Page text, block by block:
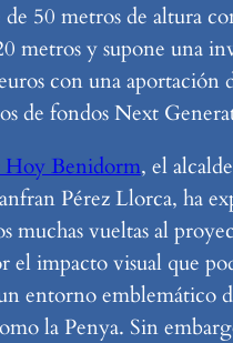
50 metros de altura
metros y supone una
con una aportación
de fondos Next
Benidorm, el
Pérez Llorca, ha
muchas vueltas al
el impacto visual que
entorno emblemático
la Penya. Sin